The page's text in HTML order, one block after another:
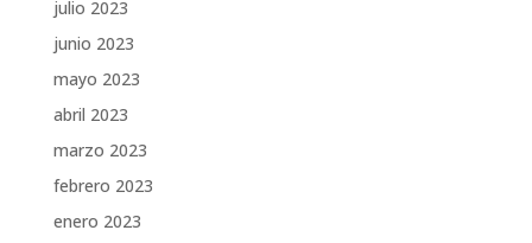
julio 2023
junio 2023
mayo 2023
abril 2023
marzo 2023
febrero 2023
enero 2023